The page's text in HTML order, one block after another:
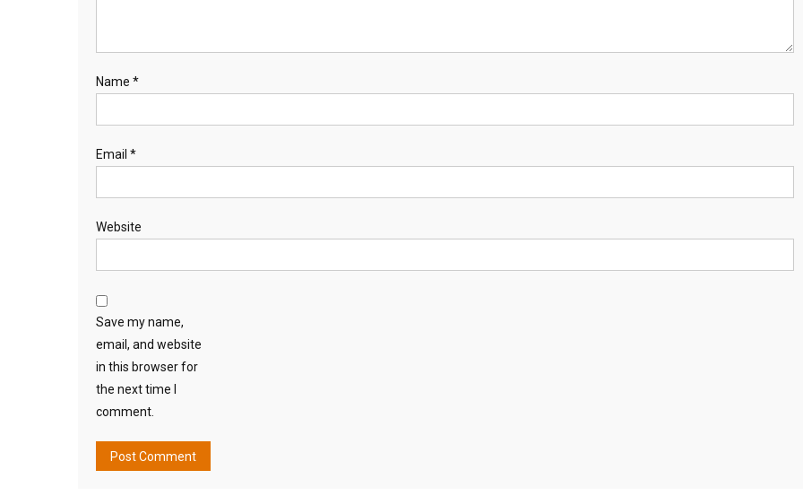
Name *
Email *
Website
Save my name,
email, and website
in this browser for
the next time I
comment.